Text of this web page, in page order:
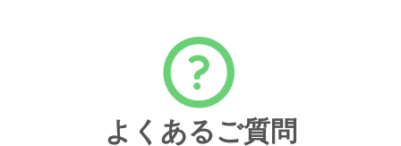
よくあるご質問